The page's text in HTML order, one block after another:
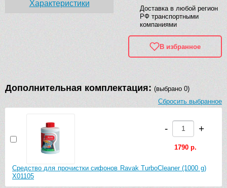
Доставка в любой регион
РФ транспортными
компаниями
В избранное
Характеристики
Дополнительная комплектация: (выбрано 0)
Сбросить выбранное
Средство для прочистки сифонов Ravak TurboCleaner (1000 g)
X01105
- +
1790 р.